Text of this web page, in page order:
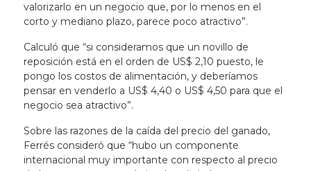
valorizarlo en un negocio que, por lo menos en el
corto y mediano plazo, parece poco atractivo”.
Calculó que “si consideramos que un novillo de
reposición está en el orden de US$ 2,10 puesto, le
pongo los costos de alimentación, y deberíamos
pensar en venderlo a US$ 4,40 o US$ 4,50 para que el
negocio sea atractivo”.
Sobre las razones de la caída del precio del ganado,
Ferrés consideró que “hubo un componente
internacional muy importante con respecto al precio